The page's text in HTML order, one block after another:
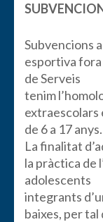
Subvencions
esportiva
de Serveis
tenim
extraescolars
de 6 a 17 anys.
La finalitat
la pràctica de
adolescents
integrants
baixes, per